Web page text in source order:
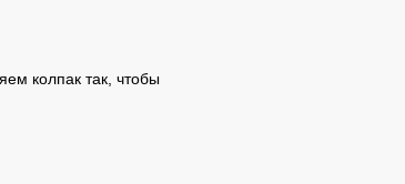
колпак так, чтобы